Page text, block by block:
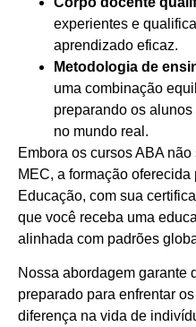
experientes e
aprendizado eficaz.
Metodologia de
uma combinação
preparando os
no mundo real.
Embora os cursos ABA
MEC, a formação
Educação, com sua
que você receba uma
alinhada com padrões
Nossa abordagem garante
preparado para enfrentar
diferença na vida de